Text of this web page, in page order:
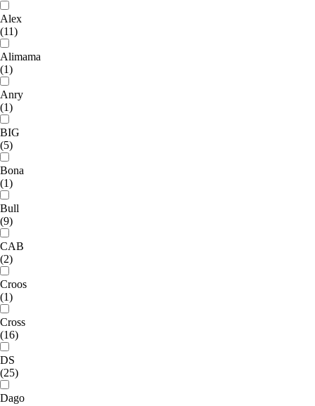
Alex
(11)
Alimama
(1)
Anry
(1)
BIG
(5)
Bona
(1)
Bull
(9)
CAB
(2)
Croos
(1)
Cross
(16)
DS
(25)
Dago